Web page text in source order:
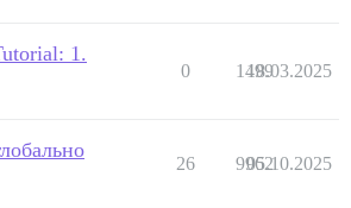
1.
0 1499
18.03.2025
26 9962
05.10.2025